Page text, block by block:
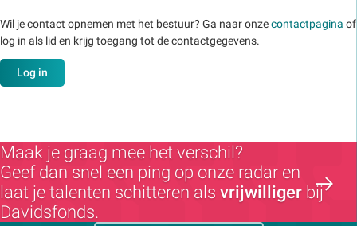
Wil je contact opnemen met het bestuur? Ga naar onzecontactpagina of
log in als lid en krijg toegang tot de contactgegevens.
Log in
Maak je graag mee het verschil?
Geef dan snel een ping op onze radar en
laat je talenten schitteren als vrijwilliger bij
Davidsfonds.